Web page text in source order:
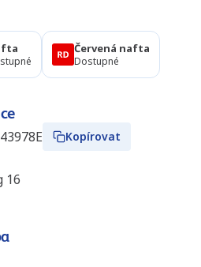
Červená nafta
Dostupné
Kopírovat
16